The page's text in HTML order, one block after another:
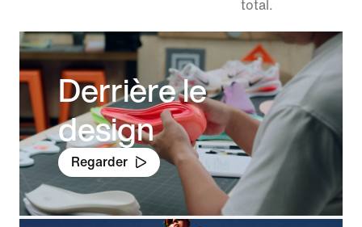
total.
Derrière le
design
Regarder